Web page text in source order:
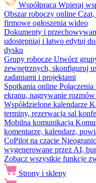
Współpraca Wpieraj
Obszar roboczy online Czat,
firmowe ogłoszenia wideo
Dokumenty i
udostępniaj i łatwo edytuj
dysku
Grupy robocze Utwórz
zewnętrznych, skonfiguruj
zadaniami i projektami
Spotkania online
ekranu, nagrywanie rozmów
Współdzielone kalendarze
terminy, rezerwacja sal
Mobilna komunikacja
komentarze, kalendarz,
CoPilot na czacie
wygenerowane przez AI,
Zobacz wszystkie funkcje
Strony i sklepy